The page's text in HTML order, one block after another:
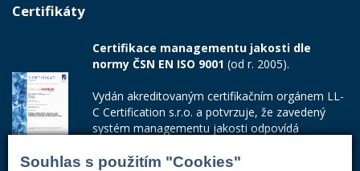
Souhlas s použitím "Cookies"
Certifikáty
Certifikace managementu jakosti dle
normy ČSN EN ISO 9001 (od r. 2005).
Vydán akreditovaným certifikačním orgánem LL-
C Certification s.r.o. a potvrzuje, že zavedený
systém managementu jakosti odpovídá